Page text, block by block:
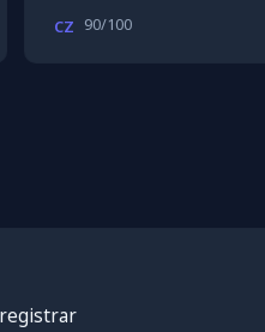
CZ 90/100
registrar